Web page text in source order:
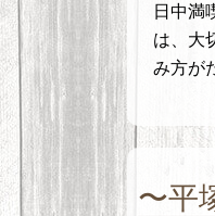
日中満
は、大
み方が
〜平